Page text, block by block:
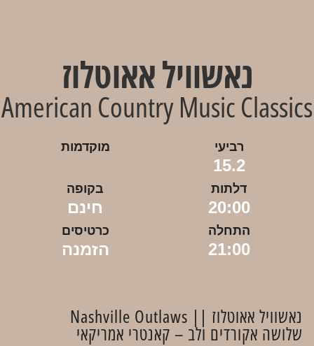
נאשוויל אאוטלוז
American Country Music Classics
רביעי
15.2
מוקדמות
דלתות
20:00
בקופה
חינם
התחלה
21:00
כרטיסים
הזמנה
נאשוויל אאוטלוז || Nashville Outlaws
שלושה אקורדים ולב – קאנטרי אמריקאי